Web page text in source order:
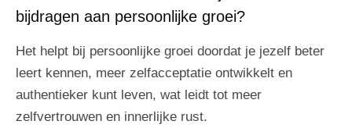
bijdragen aan persoonlijke groei?
Het helpt bij persoonlijke groei doordat je jezelf beter
leert kennen, meer zelfacceptatie ontwikkelt en
authentieker kunt leven, wat leidt tot meer
zelfvertrouwen en innerlijke rust.